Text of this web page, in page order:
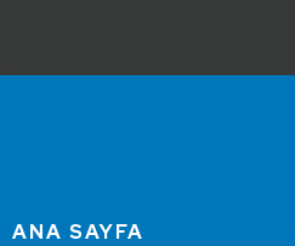
ANA SAYFA